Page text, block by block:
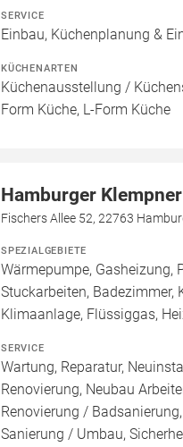
SERVICE
Einbau, Küchenplanung &
KÜCHENARTEN
Küchenausstellung /
Form Küche, L-Form Küche
Hamburger Klempner
Fischers Allee 52, 22763
SPEZIALGEBIETE
Wärmepumpe, Gasheizung,
Stuckarbeiten, Badezimmer,
Klimaanlage, Flüssiggas,
SERVICE
Wartung, Reparatur,
Renovierung, Neubau
Renovierung /
Sanierung / Umbau,